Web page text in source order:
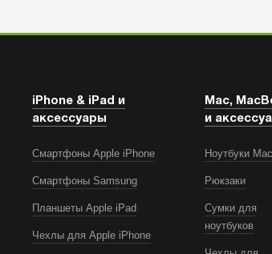
iPhone & iPad и
аксессуары
Смартфоны Apple iPhone
Смартфоны Samsung
Планшеты Apple iPad
Чехлы для Apple iPhone
Mac,
и
Ноутбуки
Рюкзаки
Сумки для
ноутбуков